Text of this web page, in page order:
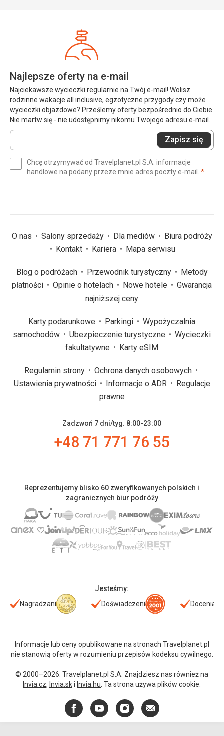
Najlepsze oferty na e-mail
Najciekawsze wycieczki regularnie na Twój e-mail! Wolisz
rodzinne wakacje all inclusive, egzotyczne przygody czy może
wycieczki objazdowe? Prześlemy oferty bezpośrednio do Ciebie.
Nie martw się - nie udostępnimy nikomu Twojego adresu e-mail.
Wprowadź
swój
(wymagane)
Zapisz się
Chcę otrzymywać od Travelplanet.pl S.A. informacje
handlowe na podany przeze mnie adres poczty e-mail. *
O nas Salony sprzedaży Dla mediów
Biura podróży
Kontakt
Kariera Mapa serwisu
Blog o podróżach Przewodnik turystyczny
Metody
płatności
Opinie o hotelach Nowe hotele
Gwarancja
najniższej ceny
Karty podarunkowe Parkingi
Wypożyczalnia
samochodów
Ubezpieczenie turystyczne
Wycieczki
fakultatywne
Karty eSIM
Regulamin strony
Ochrona danych osobowych
Ustawienia prywatności
Informacje o ADR
Regulacje
prawne
Zadzwoń 7 dni/tyg. 8:00-23:00
+48 71 771 76 55
Reprezentujemy blisko 60 zweryfikowanych polskich i
zagranicznych biur podróży
Jesteśmy:
Nagradzani
Doświadczeni Doceniani
Informacje lub ceny opublikowane na stronach Travelplanet.pl
nie stanowią oferty w rozumieniu przepisów kodeksu cywilnego.
© 2000–2026. Travelplanet.pl S.A. Znajdziesz nas również na
Invia.cz, Invia.ski Invia.hu . Ta strona używa plików cookie.
FacebookYouTubeInstagram
E-
mail